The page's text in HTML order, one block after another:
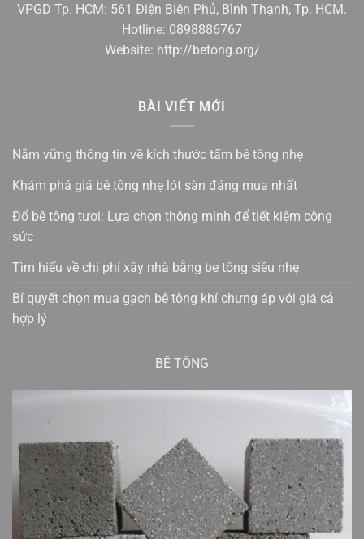
VPGD Tp. HCM: 561 Điện Biên Phủ, Bình Thạnh, Tp. HCM.
Hotline: 0898886767
Website: http://betong.org/
BÀI VIẾT MỚI
Nắm vững thông tin về kích thước tấm bê tông nhẹ
Khám phá giá bê tông nhẹ lót sàn đáng mua nhất
Đổ bê tông tươi: Lựa chọn thông minh để tiết kiệm công
sức
Tìm hiểu về chi phí xây nhà bằng be tông siêu nhẹ
Bí quyết chọn mua gạch bê tông khí chưng áp với giá cả
hợp lý
BÊ TÔNG